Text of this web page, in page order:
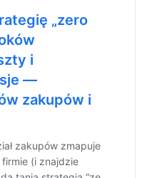
„zero
i
—
zakupów i
zakupów zmapuje
(i znajdzie